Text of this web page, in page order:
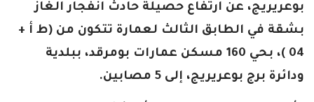
بوعريريج، عن ارتفاع حصيلة حادث انفجار الغاز
بشقة في الطابق الثالث لعمارة تتكون من (ط أ +
04 )، بحي 160 مسكن عمارات بومرقد، ببلدية
ودائرة برج بوعريريج، إلى 5 مصابين.